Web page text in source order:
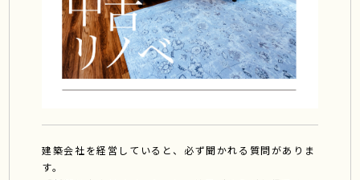
建築会社を経営していると、必ず聞かれる質問がありま
す。